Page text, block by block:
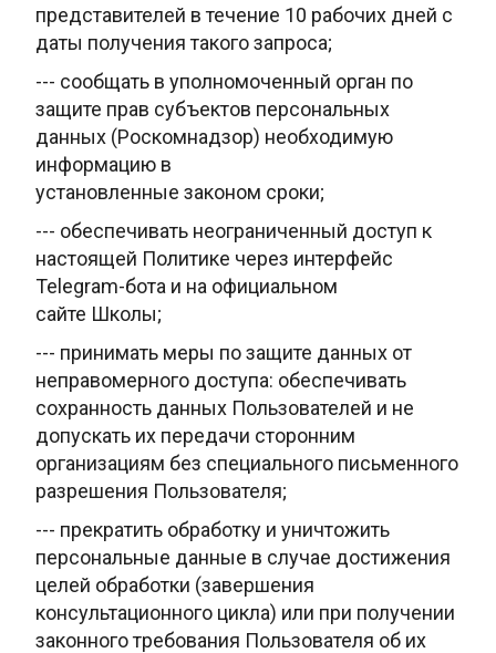
представителей в течение 10 рабочих дней с
даты получения такого запроса;
--- сообщать в уполномоченный орган по
защите прав субъектов персональных
данных (Роскомнадзор) необходимую
информацию в
установленные законом сроки;
--- обеспечивать неограниченный доступ к
настоящей Политике через интерфейс
Telegram-бота и на официальном
сайте Школы;
--- принимать меры по защите данных от
неправомерного доступа: обеспечивать
сохранность данных Пользователей и не
допускать их передачи сторонним
организациям без специального письменного
разрешения Пользователя;
--- прекратить обработку и уничтожить
персональные данные в случае достижения
целей обработки (завершения
консультационного цикла) или при получении
законного требования Пользователя об их